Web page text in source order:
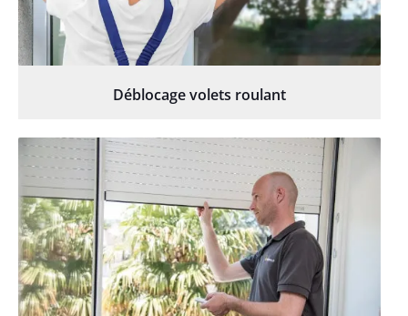
Déblocage volets roulant